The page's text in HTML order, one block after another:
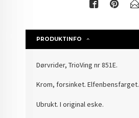
PRODUKTINFO
Dørvrider, TrioVing nr 851E.
Krom, forsinket. Elfenbensfarget.
Ubrukt. I original eske.